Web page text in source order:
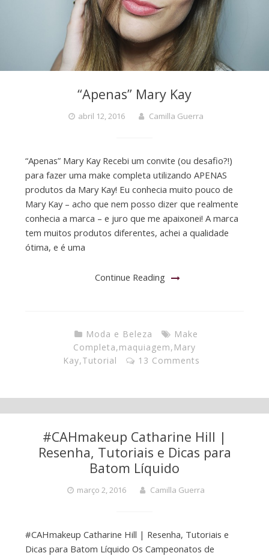
“Apenas” Mary Kay
abril 12, 2016 Camilla Guerra
“Apenas” Mary Kay Recebi um convite (ou desafio?!)
para fazer uma make completa utilizando APENAS
produtos da Mary Kay! Eu conhecia muito pouco de
Mary Kay – acho que nem posso dizer que realmente
conhecia a marca – e juro que me apaixonei! A marca
tem muitos produtos diferentes, achei a qualidade
ótima, e é uma
Continue Reading
Moda e Beleza
Make
Completa,maquiagem, Mary
Kay,Tutorial 13 Comments
#CAHmakeup Catharine Hill |
Resenha, Tutoriais e Dicas para
Batom Líquido
março 2, 2016 Camilla Guerra
#CAHmakeup Catharine Hill | Resenha, Tutoriais e
Dicas para Batom Líquido Os Campeonatos de